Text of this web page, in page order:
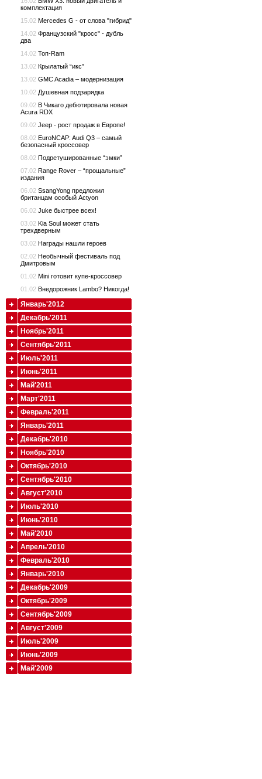
комплектация
15.02 Mercedes G - от слова "гибрид"
14.02 Французский "кросс" - дубль
два
14.02 Топ-Ram
13.02 Крылатый “икс”
13.02 GMC Acadia – модернизация
10.02 Душевная подзарядка
09.02 В Чикаго дебютировала новая
Acura RDX
09.02 Jeep - рост продаж в Европе!
08.02 EuroNCAP: Audi Q3 – самый
безопасный кроссовер
08.02 Подретушированные “эмки”
07.02 Range Rover – “прощальные”
издания
06.02 SsangYong предложил
британцам особый Actyon
06.02 Juke быстрее всех!
03.02 Kia Soul может стать
трехдверным
03.02 Награды нашли героев
02.02 Необычный фестиваль под
Дмитровым
01.02 Mini готовит купе-кроссовер
01.02 Внедорожник Lambo? Никогда!
Январь'2012
Декабрь'2011
Ноябрь'2011
Сентябрь'2011
Июль'2011
Июнь'2011
Май'2011
Март'2011
Февраль'2011
Январь'2011
Декабрь'2010
Ноябрь'2010
Октябрь'2010
Сентябрь'2010
Август'2010
Июль'2010
Июнь'2010
Май'2010
Апрель'2010
Февраль'2010
Январь'2010
Декабрь'2009
Октябрь'2009
Сентябрь'2009
Август'2009
Июль'2009
Июнь'2009
Май'2009